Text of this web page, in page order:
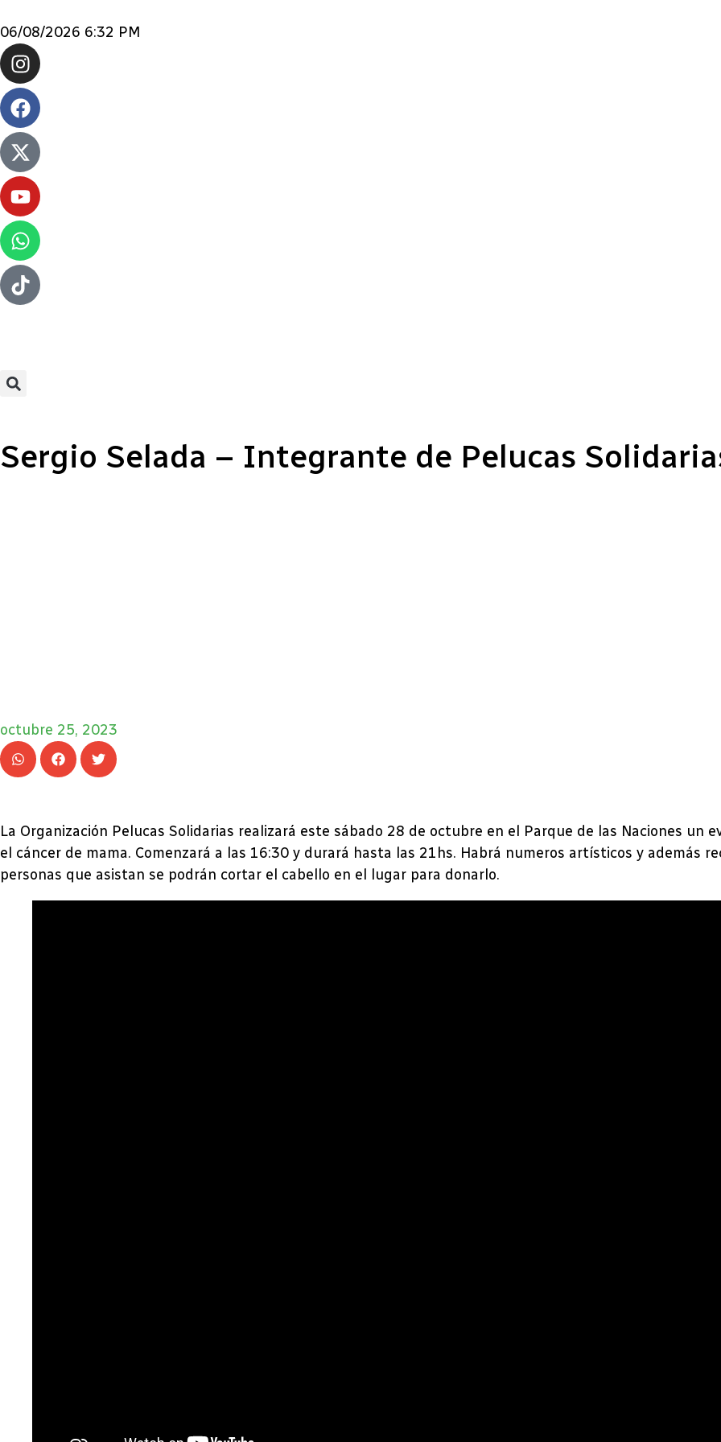
06/08/2026 6:32 PM
Sergio Selada – Integrante de Pelucas
octubre 25, 2023
La Organización Pelucas Solidarias realizará este sábado 28 de octubre en el Parque de las Naciones un
el cáncer de mama. Comenzará a las 16:30 y durará hasta las 21hs. Habrá numeros artísticos y además
personas que asistan se podrán cortar el cabello en el lugar para donarlo.